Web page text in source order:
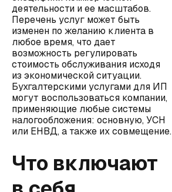
деятельности и ее масштабов.
Перечень услуг может быть
изменен по желанию клиента в
любое время, что дает
возможность регулировать
стоимость обслуживания исходя
из экономической ситуации.
Бухгалтерскими услугами для ИП
могут воспользоваться компании,
применяющие любые системы
налогообложения: основную, УСН
или ЕНВД, а также их совмещение.
Что включают